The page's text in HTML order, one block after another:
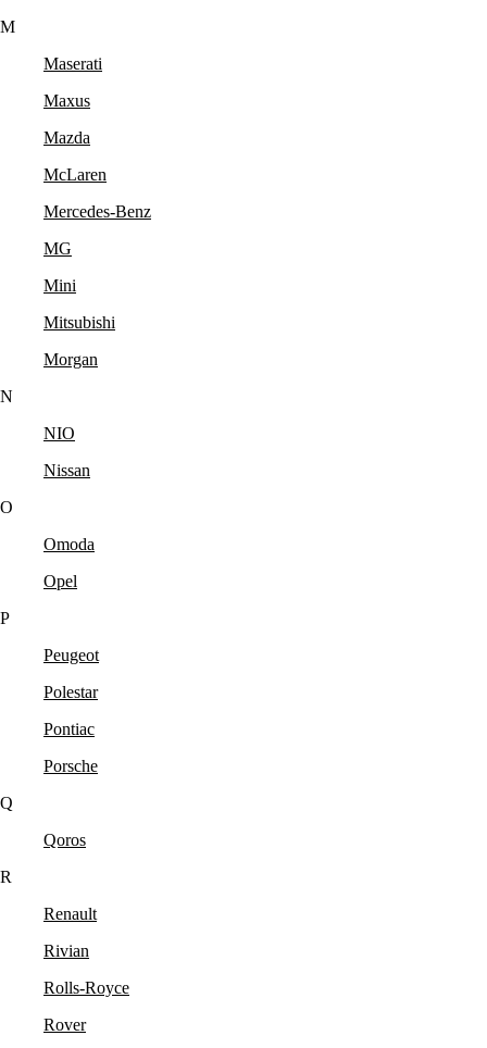
M
Maserati
Maxus
Mazda
McLaren
Mercedes-Benz
MG
Mini
Mitsubishi
Morgan
N
NIO
Nissan
O
Omoda
Opel
P
Peugeot
Polestar
Pontiac
Porsche
Q
Qoros
R
Renault
Rivian
Rolls-Royce
Rover